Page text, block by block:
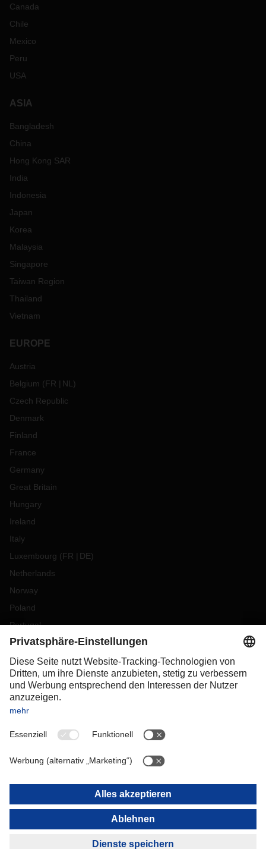
Canada
Chile
Mexico
Peru
USA
ASIA
Bangladesh
China
Hong Kong SAR
India
Indonesia
Japan
Korea
Malaysia
Singapore
Taiwan Region
Thailand
Vietnam
EUROPE
Austria
Belgium (FR NL )
Czech Republic
Denmark
Finland
France
Germany
Great Britain
Hungary
Ireland
Italy
Luxembourg (FR DE)
Netherlands
Norway
Poland
Portugal
Romania
Slovakia
Spain
Sweden
Switzerland
OCEANIA